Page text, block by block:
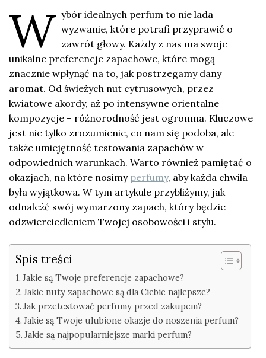
W ybór idealnych perfum to nie lada
wyzwanie, które potrafi przyprawić o
zawrót głowy. Każdy z nas ma swoje
unikalne preferencje zapachowe, które mogą
znacznie wpłynąć na to, jak postrzegamy dany
aromat. Od świeżych nut cytrusowych, przez
kwiatowe akordy, aż po intensywne orientalne
kompozycje – różnorodność jest ogromna. Kluczowe
jest nie tylko zrozumienie, co nam się podoba, ale
także umiejętność testowania zapachów w
odpowiednich warunkach. Warto również pamiętać o
okazjach, na które nosimy perfumy, aby każda chwila
była wyjątkowa. W tym artykule przybliżymy, jak
odnaleźć swój wymarzony zapach, który będzie
odzwierciedleniem Twojej osobowości i stylu.
Spis treści
Jakie są Twoje preferencje zapachowe?
Jakie nuty zapachowe są dla Ciebie najlepsze?
Jak przetestować perfumy przed zakupem?
Jakie są Twoje ulubione okazje do noszenia perfum?
Jakie są najpopularniejsze marki perfum?